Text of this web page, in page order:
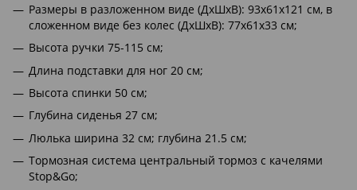
Размеры в разложенном виде (ДхШхВ): 93х61х121 см, в
сложенном виде без колес (ДхШхВ): 77х61х33 см;
Высота ручки 75-115 см;
Длина подставки для ног 20 см;
Высота спинки 50 см;
Глубина сиденья 27 см;
Люлька ширина 32 см; глубина 21.5 см;
Тормозная система центральный тормоз с качелями
Stop&Go;